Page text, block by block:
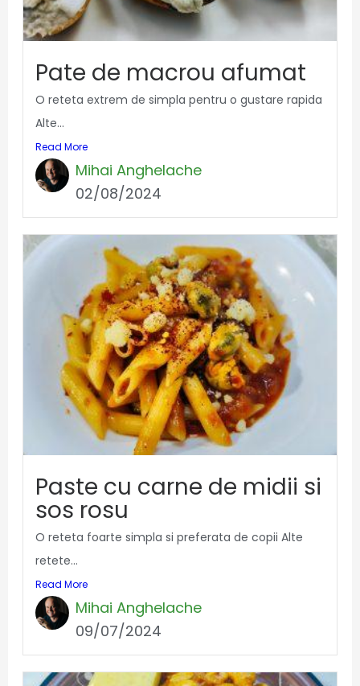
Pate de macrou afumat
O reteta extrem de simpla pentru o gustare rapida
Alte...
Read More
Mihai Anghelache
02/08/2024
Paste cu carne de midii si
sos rosu
O reteta foarte simpla si preferata de copii Alte
retete...
Read More
Mihai Anghelache
09/07/2024